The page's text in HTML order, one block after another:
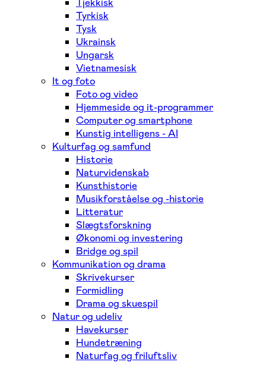
Tyrkisk
Tysk
Ukrainsk
Ungarsk
Vietnamesisk
It og foto
Foto og video
Hjemmeside og it-programmer
Computer og smartphone
Kunstig intelligens - AI
Kulturfag og samfund
Historie
Naturvidenskab
Kunsthistorie
Musikforståelse og -historie
Litteratur
Slægtsforskning
Økonomi og investering
Bridge og spil
Kommunikation og drama
Skrivekurser
Formidling
Drama og skuespil
Natur og udeliv
Havekurser
Hundetræning
Naturfag og friluftsliv